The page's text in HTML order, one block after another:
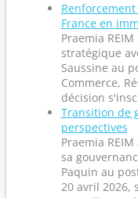
France en
Praemia
stratégique
Saussine au
Commerce,
décision
Transition de
perspectives
Praemia
sa
Paquin au
20 avril 2026,